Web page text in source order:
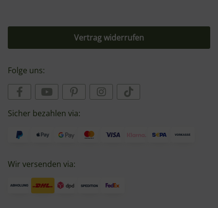
Vertrag widerrufen
Folge uns:
Sicher bezahlen via:
Wir versenden via: